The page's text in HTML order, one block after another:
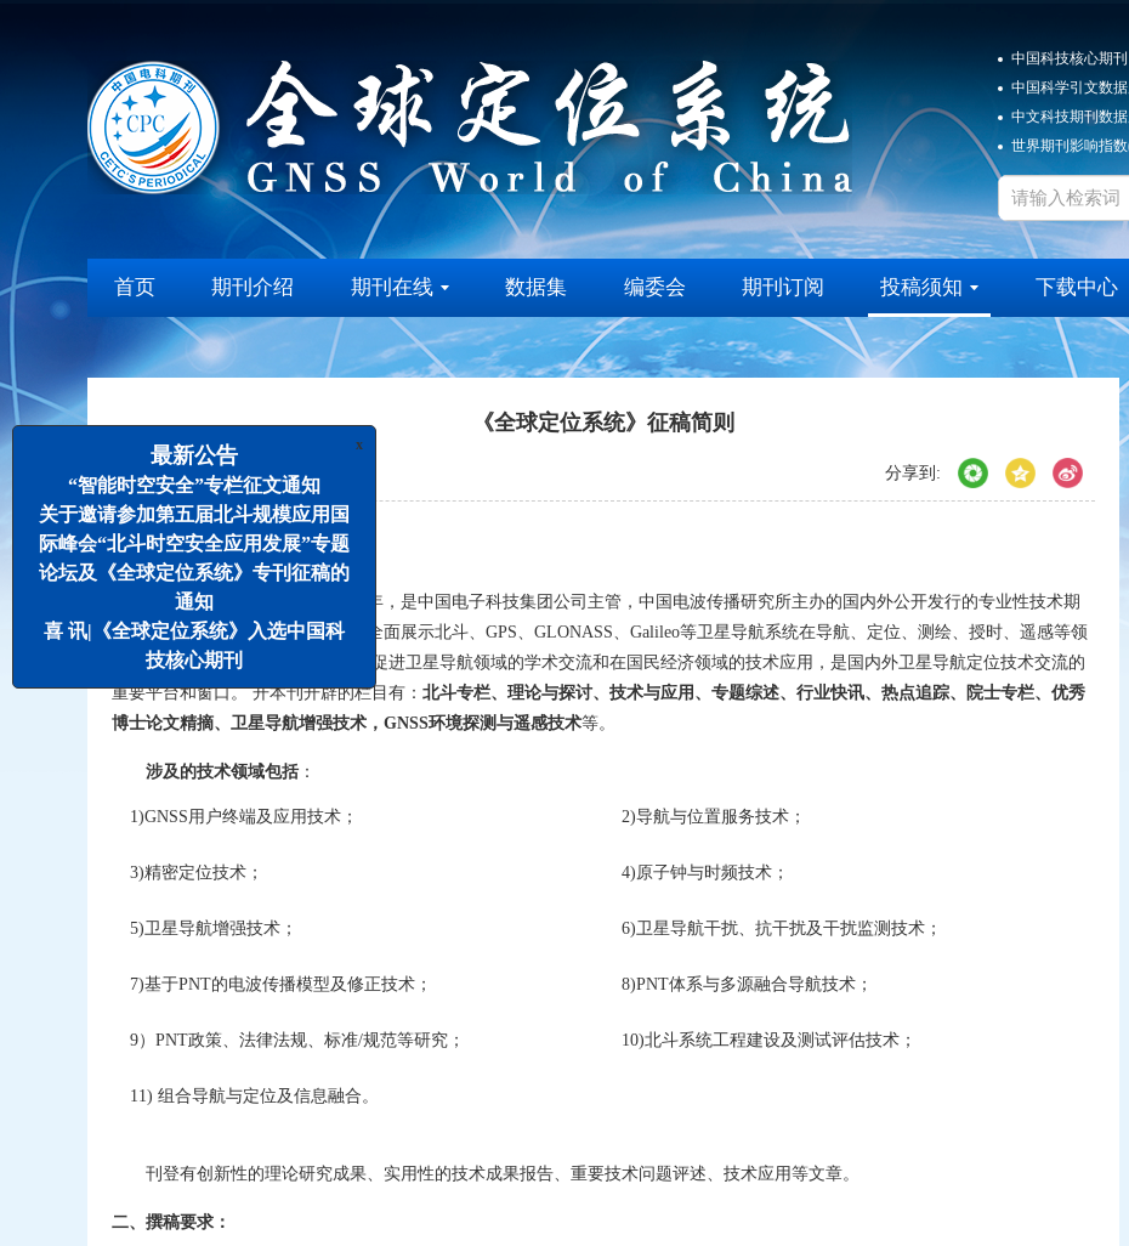
中国科技核心期刊
中国科学引文数据
中文科技期刊数
世界期刊影响指
首页 期刊介绍 期刊在线 数据集 编委会 期刊订阅 投稿须知 下载中心
《全球定位系统》征稿简则
分享到:
一、稿件范围：
《全球定位系统》创刊于1976年，是中国电子科技集团公司主管，中国电波传播研究所主办的国内外公开发行的专业性技术期
刊（双月刊）。本刊的办刊宗旨是全面展示北斗、GPS、GLONASS、Galileo等卫星导航系统在导航、定位、测绘、授时、遥感等领
域的最新研究成果和技术进展 ，以促进卫星导航领域的学术交流和在国民经济领域的技术应用，是国内外卫星导航定位技术交流的
重要平台和窗口。 开本刊开辟的栏目有： 北斗专栏、理论与探讨、技术与应用、专题综述、行业快讯、热点追踪、院士专栏、优秀
博士论文精摘、卫星导航增强技术，GNSS环境探测与遥感技术等。
涉及的技术领域包括 ：
1)GNSS用户终端及应用技术； 2)导航与位置服务技术；
3)精密定位技术； 4)原子钟与时频技术；
5)卫星导航增强技术； 6)卫星导航干扰、抗干扰及干扰监测技术；
7)基于PNT的电波传播模型及修正技术； 8)PNT体系与多源融合导航技术；
9）PNT政策、法律法规、标准/规范等研究； 10)北斗系统工程建设及测试评估技术；
11) 组合导航与定位及信息融合。
刊登有创新性的理论研究成果、实用性的技术成果报告、重要技术问题评述、技术应用等文章。
二、撰稿要求：
x
最新公告
“智能时空安全”专栏征文通知
关于邀请参加第五届北斗规模应用国
际峰会“北斗时空安全应用发展”专题
论坛及《全球定位系统》专刊征稿的
通知
喜 讯|《全球定位系统》入选中国科
技核心期刊